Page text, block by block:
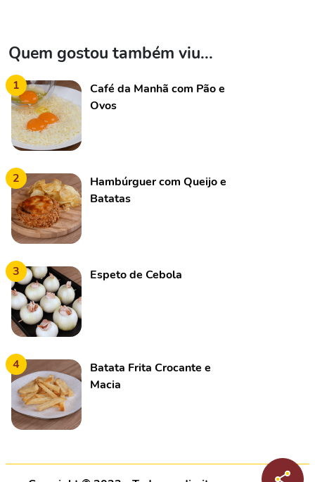
Quem gostou também viu...
1
Café da Manhã com Pão e
Ovos
2
Hambúrguer com Queijo e
Batatas
3 Espeto de Cebola
4
Batata Frita Crocante e
Macia